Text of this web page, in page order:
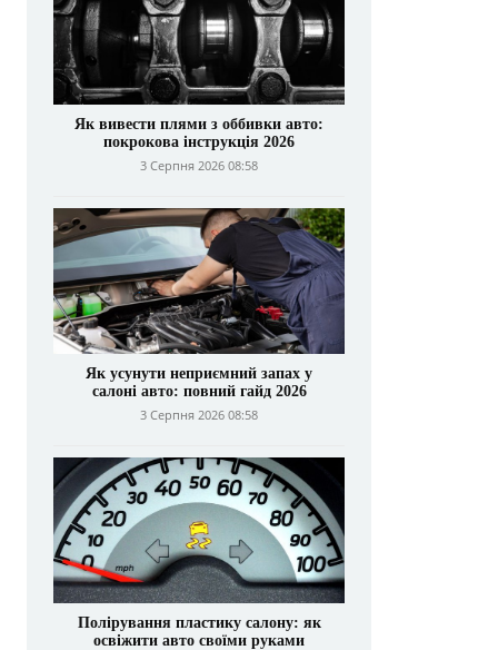
Як вивести плями з оббивки авто:
покрокова інструкція 2026
3 Серпня 2026 08:58
Як усунути неприємний запах у
салоні авто: повний гайд 2026
3 Серпня 2026 08:58
Полірування пластику салону: як
освіжити авто своїми руками